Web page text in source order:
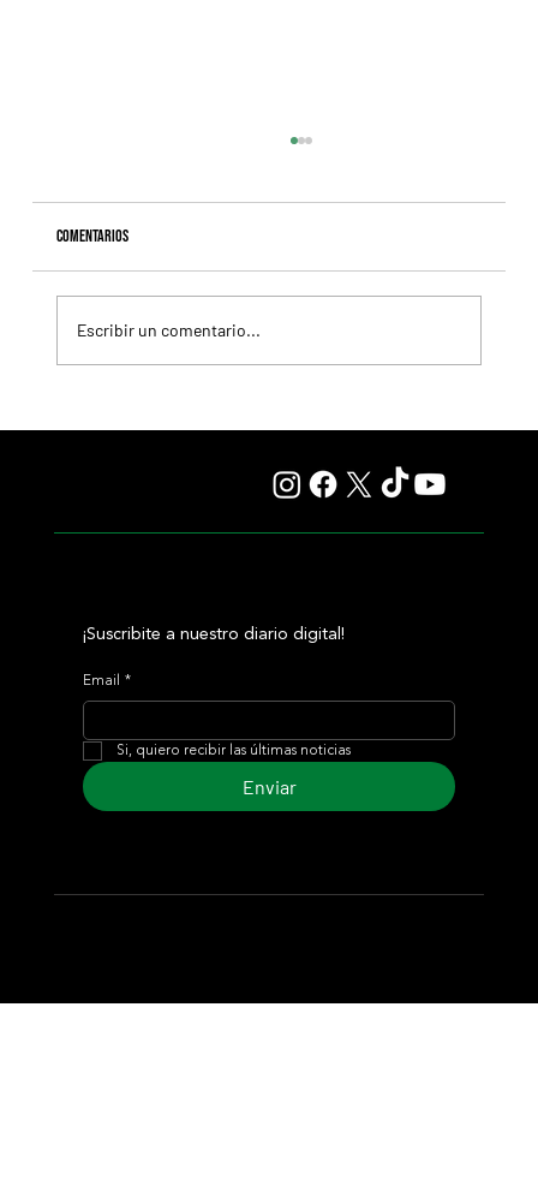
Comentarios
Escribir un comentario...
¡Suscribite a nuestro diario digital!
Email *
Si, quiero recibir las últimas noticias
Enviar